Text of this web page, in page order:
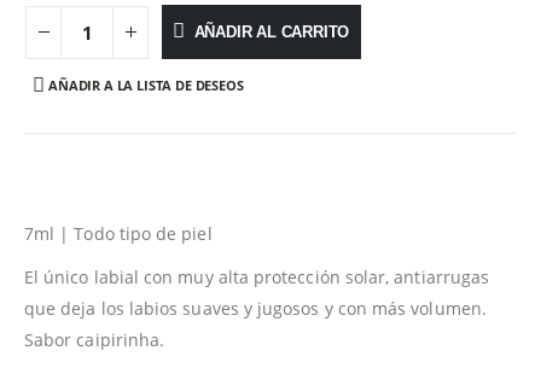
AÑADIR AL CARRITO
AÑADIR A LA LISTA DE DESEOS
7ml | Todo tipo de piel
El único labial con muy alta protección solar, antiarrugas
que deja los labios suaves y jugosos y con más volumen.
Sabor caipirinha.